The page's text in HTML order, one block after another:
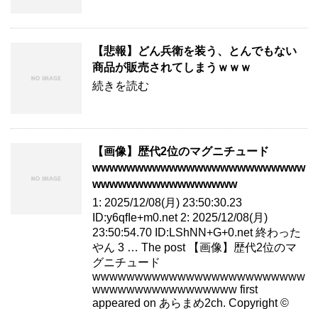
【悲報】どん兵衛を装う、とんでもない
商品が販売されてしまうｗｗｗ
続きを読む
【画像】歴代2位のマグニチュード
wwwwwwwwwwwwwwwwwwwwwwwww
wwwwwwwwwwwwwwwww
1: 2025/12/08(月) 23:50:30.23
ID:y6qfIe+m0.net 2: 2025/12/08(月)
23:50:54.70 ID:LShNN+G+0.net 終わった
やん 3 … The post 【画像】歴代2位のマ
グニチュード
wwwwwwwwwwwwwwwwwwwwwwwww
wwwwwwwwwwwwwwwww first
appeared on あらまめ2ch. Copyright ©